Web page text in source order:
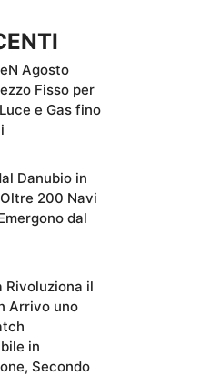
Agosto
Fisso per
e Gas fino
Danubio in
200 Navi
dal
Rivoluziona il
Arrivo uno
in
Secondo